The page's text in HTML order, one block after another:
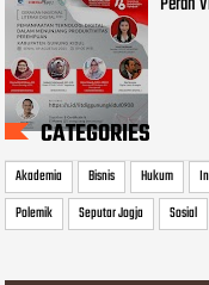
CATEGORIES
Akademia Bisnis Hukum
Polemik
Seputar Jogja Sosial